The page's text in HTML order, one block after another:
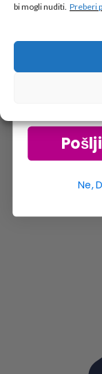
bi mogli nuditi. Preberi
Vpiši
Ne,